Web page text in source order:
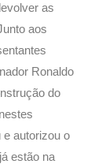
as
aos
Ronaldo
do
e autorizou o
estão na